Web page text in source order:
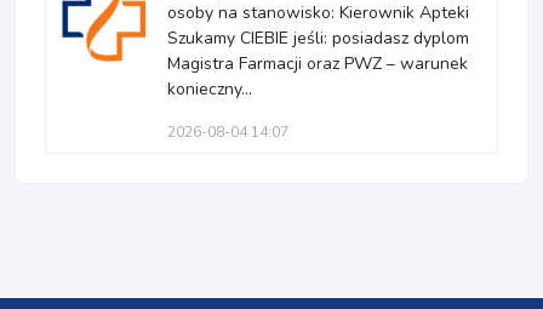
osoby na stanowisko: Kierownik Apteki
Szukamy CIEBIE jeśli: posiadasz dyplom
Magistra Farmacji oraz PWZ – warunek
konieczny...
2026-08-04 14:07